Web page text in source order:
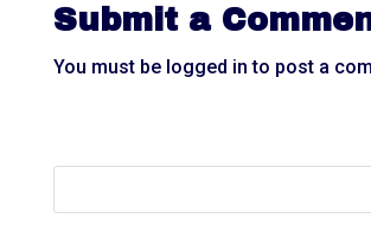
Submit a
You must be logged in to post a